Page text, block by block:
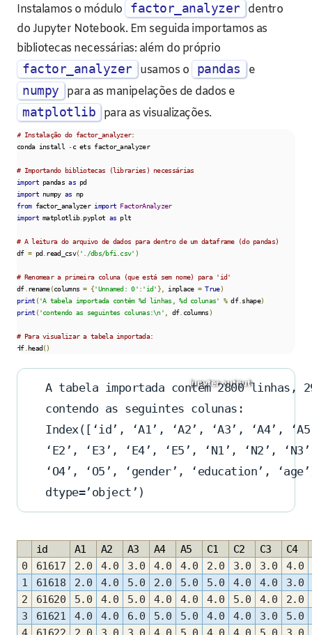
Instalamos o módulo factor_analyzer
dentro
do Jupyter Notebook. Em seguida importamos as
bibliotecas necessárias: além do próprio
factor_analyzer usamos o pandas e
numpy para as manipelações de dados e
matplotlib para as visualizações.
# Instalação do factor_analyzer:
conda install -c ets factor_analyzer
# Importando bibliotecas (libraries) necessárias
import pandas as
import numpy as
np
from factor_analyzer import FactorAnalyzer
import matplotlib. pyplot as plt
# A leitura do arquivo de dados para dentro de um dataframe (do pandas)
df = pd read_csv('./dbs/bfi.csv' )
# Renomear a primeira coluna (que está sem nome) para 'id'
df. rename(columns = {'Unnamed: 0' : 'id' }, inplace = True)
print ('A tabela importada contém %d linhas, %d colunas' % df. shape)
print ('contendo as seguintes colunas:\n' df. columns )
# Para visualizar a tabela importada:
df. head()
A tabela importada contém 2800 linhas,
contendo as seguintes colunas:
Index([‘id’, ‘A1’, ‘A2’, ‘A3’, ‘A4’,
‘E2’, ‘E3’, ‘E4’, ‘E5’, ‘N1’, ‘N2’,
‘O4’, ‘O5’, ‘gender’, ‘education’,
dtype=’object’)
id A1 A2 A3 A4 A5 C1 C2 C3
C4
0
61617 2.0 4.0 3.0 4.0 4.0 2.0 3.0 3.0
4.0
1
61618 2.0 4.0 5.0 2.0 5.0 5.0 4.0 4.0
3.0
2
61620 5.0 4.0 5.0 4.0 4.0 4.0 5.0 4.0
2.0
3
61621 4.0 4.0 6.0 5.0 5.0 4.0 4.0 3.0
5.0